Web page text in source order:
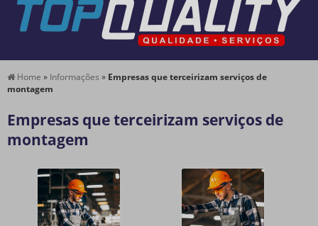
Home » Informações » Empresas que terceirizam serviços de
montagem
Empresas que terceirizam serviços de
montagem